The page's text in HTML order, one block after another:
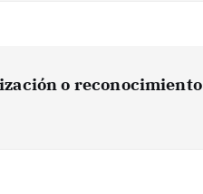
o reconocimiento